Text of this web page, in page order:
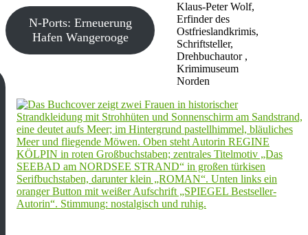
Klaus-Peter Wolf,
Erfinder des
Ostfrieslandkrimis,
Schriftsteller,
Drehbuchautor ,
Krimimuseum
Norden
N-Ports: Erneuerung
Hafen Wangerooge